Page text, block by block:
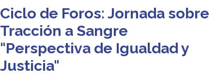
Ciclo de Foros: Jornada sobre
Tracción a Sangre
"Perspectiva de Igualdad y
Justicia"